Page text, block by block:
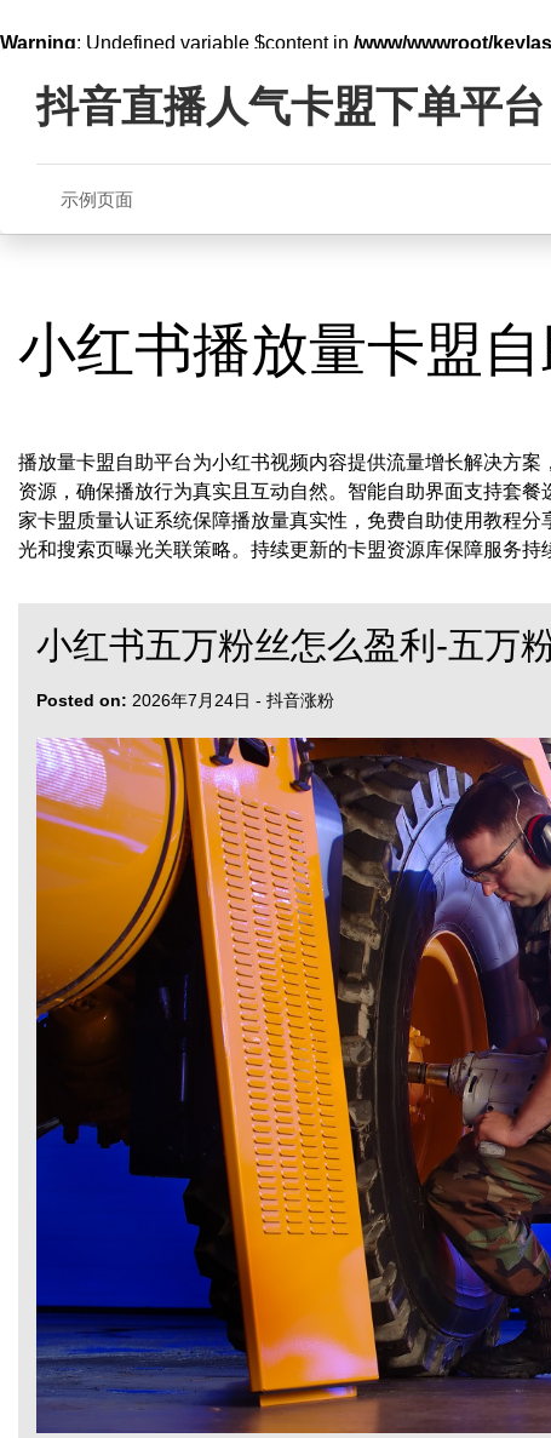
Warning: Undefined variable $content in /www/wwwroot/
content抖音直播人气卡盟下单平台
示例页面
小红书播放量卡盟
播放量卡盟自助平台为小红书视频内容提供流量增长解决方
资源，确保播放行为真实且互动自然。智能自助界面支持套
家卡盟质量认证系统保障播放量真实性，免费自助使用教程
光和搜索页曝光关联策略。持续更新的卡盟资源库保障服务持
小红书五万粉丝怎么盈利-五万
Posted on: 2026年7月24日 - 抖音涨粉